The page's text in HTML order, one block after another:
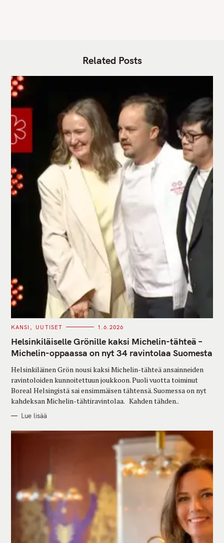
Related Posts
C
T
E
G
O
I
E
S
KANSI UUTISET 1.6.2026
Helsinkiläiselle Grönille kaksi Michelin-tähteä –
Michelin-oppaassa on nyt 34 ravintolaa Suomesta
Helsinkiläinen Grön nousi kaksi Michelin-tähteä ansainneiden
ravintoloiden kunnoitettuun joukkoon. Puoli vuotta toiminut
Boreal Helsingistä sai ensimmäisen tähtensä. Suomessa on nyt
kahdeksan Michelin-tähtiravintolaa. Kahden tähden..
Lue lisää